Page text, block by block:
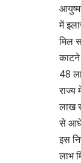
में
मिल
48
लाख
से आधे
इस
लाभ